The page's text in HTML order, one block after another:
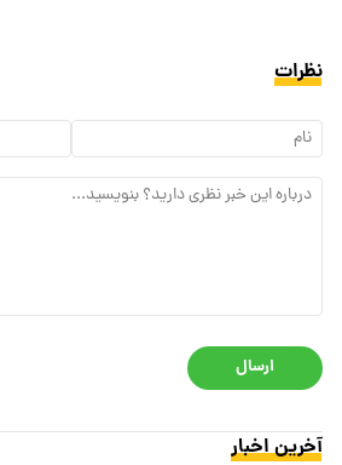
نظرات
ارسال
آخرین اخبار